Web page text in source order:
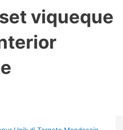
viqueque